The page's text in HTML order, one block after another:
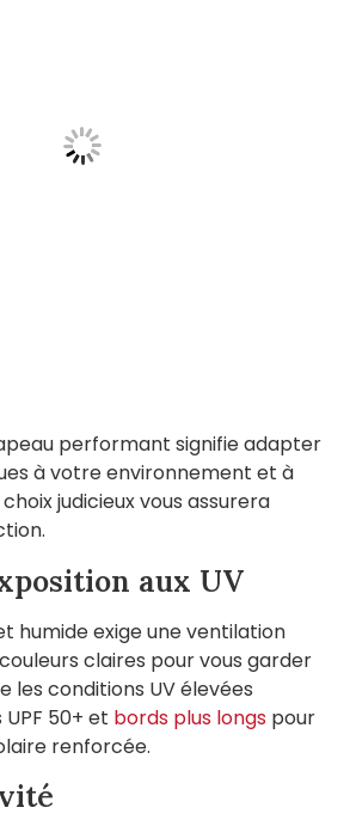
performant signifie adapter
à votre environnement et à
judicieux vous assurera
aux UV
humide exige une ventilation
claires pour vous garder
les conditions UV élevées
50+ et bords plus longs pour
renforcée.